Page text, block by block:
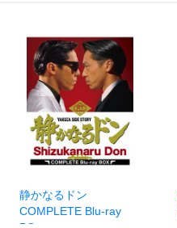
静かなるドン
COMPLETE Blu-ray